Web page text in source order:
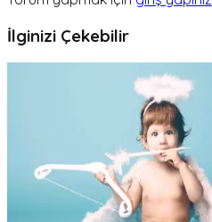
İlginizi Çekebilir